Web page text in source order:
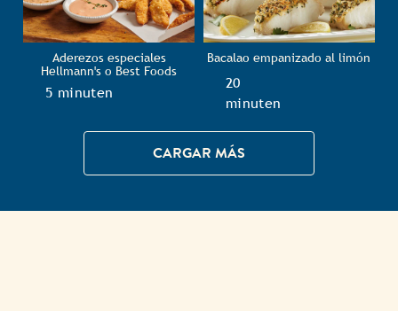
Aderezos especiales
Hellmann's o Best Foods
TotalTime
5 minuten
Bacalao empanizado al limón
TotalTime
20
minuten
CARGAR MÁS